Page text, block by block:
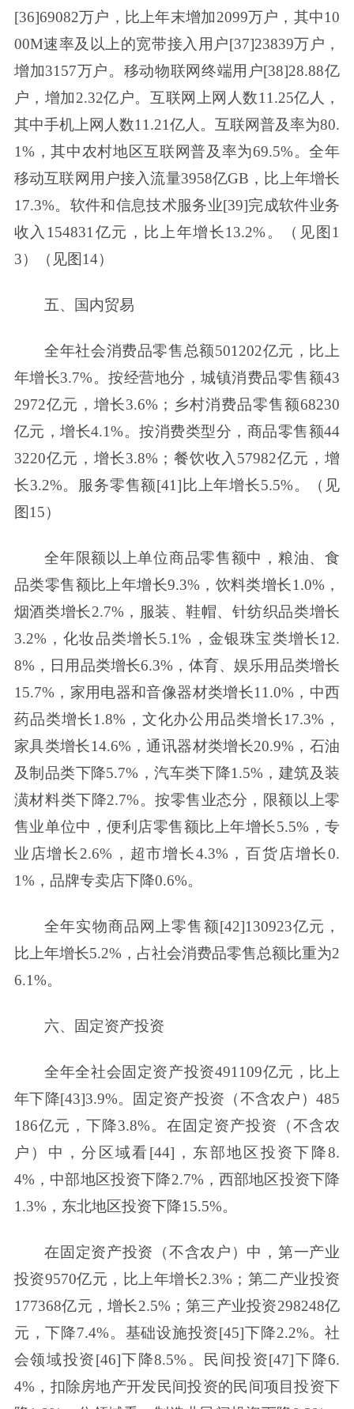
[36]69082万户，比上年末增加2099万户，其中10
00M速率及以上的宽带接入用户[37]23839万户，
增加3157万户。移动物联网终端用户[38]28.88亿
户，增加2.32亿户。互联网上网人数11.25亿人，
其中手机上网人数11.21亿人。互联网普及率为80.
1%，其中农村地区互联网普及率为69.5%。全年
移动互联网用户接入流量3958亿GB，比上年增长
17.3%。软件和信息技术服务业[39]完成软件业务
收入154831亿元，比上年增长13.2%。（见图1
3）（见图14）
五、国内贸易
全年社会消费品零售总额501202亿元，比上
年增长3.7%。按经营地分，城镇消费品零售额43
2972亿元，增长3.6%；乡村消费品零售额68230
亿元，增长4.1%。按消费类型分，商品零售额44
3220亿元，增长3.8%；餐饮收入57982亿元，增
长3.2%。服务零售额[41]比上年增长5.5%。（见
图15）
全年限额以上单位商品零售额中，粮油、食
品类零售额比上年增长9.3%，饮料类增长1.0%，
烟酒类增长2.7%，服装、鞋帽、针纺织品类增长
3.2%，化妆品类增长5.1%，金银珠宝类增长12.
8%，日用品类增长6.3%，体育、娱乐用品类增长
15.7%，家用电器和音像器材类增长11.0%，中西
药品类增长1.8%，文化办公用品类增长17.3%，
家具类增长14.6%，通讯器材类增长20.9%，石油
及制品类下降5.7%，汽车类下降1.5%，建筑及装
潢材料类下降2.7%。按零售业态分，限额以上零
售业单位中，便利店零售额比上年增长5.5%，专
业店增长2.6%，超市增长4.3%，百货店增长0.
1%，品牌专卖店下降0.6%。
全年实物商品网上零售额[42]130923亿元，
比上年增长5.2%，占社会消费品零售总额比重为2
6.1%。
六、固定资产投资
全年全社会固定资产投资491109亿元，比上
年下降[43]3.9%。固定资产投资（不含农户）485
186亿元，下降3.8%。在固定资产投资（不含农
户）中，分区域看[44]，东部地区投资下降8.
4%，中部地区投资下降2.7%，西部地区投资下降
1.3%，东北地区投资下降15.5%。
在固定资产投资（不含农户）中，第一产业
投资9570亿元，比上年增长2.3%；第二产业投资
177368亿元，增长2.5%；第三产业投资298248亿
元，下降7.4%。基础设施投资[45]下降2.2%。社
会领域投资[46]下降8.5%。民间投资[47]下降6.
4%，扣除房地产开发民间投资的民间项目投资下